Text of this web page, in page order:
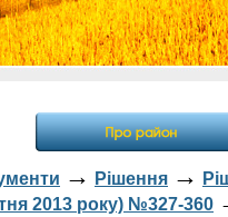
→ Рішення →
2013 року) №327-360